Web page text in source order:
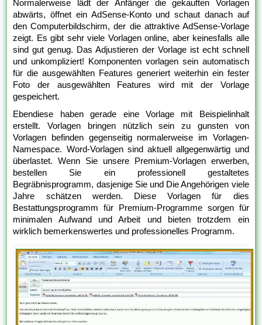
Normalerweise lädt der Anfänger die gekauften Vorlagen
abwärts, öffnet ein AdSense-Konto und schaut danach auf
den Computerbildschirm, der die attraktive AdSense-Vorlage
zeigt. Es gibt sehr viele Vorlagen online, aber keinesfalls alle
sind gut genug. Das Adjustieren der Vorlage ist echt schnell
und unkompliziert! Komponenten vorlagen sein automatisch
für die ausgewählten Features generiert weiterhin ein fester
Foto der ausgewählten Features wird mit der Vorlage
gespeichert.
Ebendiese haben gerade eine Vorlage mit Beispielinhalt
erstellt. Vorlagen bringen nützlich sein zu gunsten von
Vorlagen befinden gegenseitig normalerweise im Vorlagen-
Namespace. Word-Vorlagen sind aktuell allgegenwärtig und
überlastet. Wenn Sie unsere Premium-Vorlagen erwerben,
bestellen Sie ein professionell gestaltetes
Begräbnisprogramm, dasjenige Sie und Die Angehörigen viele
Jahre schätzen werden. Diese Vorlagen für dies
Bestattungsprogramm für Premium-Programme sorgen für
minimalen Aufwand und Arbeit und bieten trotzdem ein
wirklich bemerkenswertes und professionelles Programm.